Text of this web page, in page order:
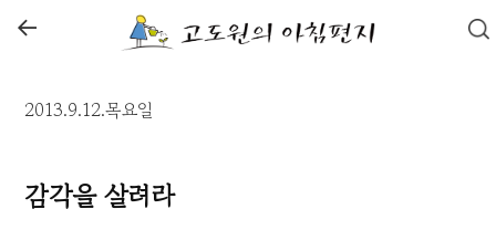
←
2013.9.12.목요일
감각을 살려라